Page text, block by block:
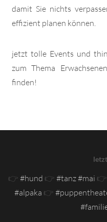
damit Sie nichts
effizient planen können.
jetzt tolle Events und
zum Thema
finden!
👉 #hund 👉 #tanz #mai 👉
#alpaka 👉